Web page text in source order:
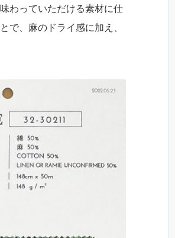
わっていただける素材に仕
で、麻のドライ感に加え、